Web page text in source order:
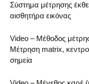
Σύστημα μέτρησης
αισθητήρα εικόνας
Video – Μέθοδος
Μέτρηση matrix,
σημεία